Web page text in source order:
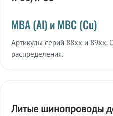
МВА (Al) и МВС (Cu)
Артикулы серий 88xx и 89xx.
распределения.
Литые шинопроводы